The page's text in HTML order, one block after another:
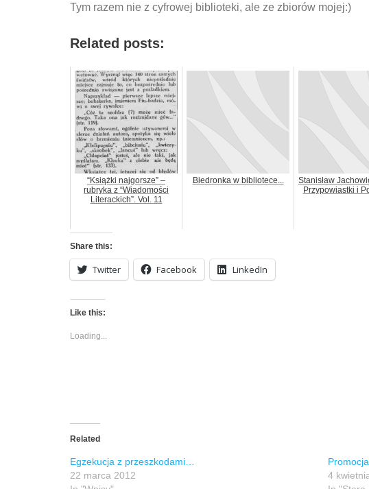
Tym razem nie z cyfrowej biblioteki, ale ze zbiorów mojej:)
Related posts:
“Książki najgorsze” –
rubryka z “Wiadomości
Literackich”. Vol. 11
Biedronka w bibliotece...
Stanisław
Przypowiastki i
Share this:
Twitter Facebook LinkedIn
Like this:
Loading...
Related
Egzekucja z przeszkodami…
22 marca 2012
4